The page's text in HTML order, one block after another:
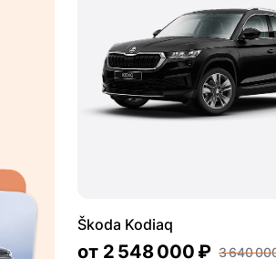
Škoda Kodiaq
от 2 548 000 ₽ 3 640